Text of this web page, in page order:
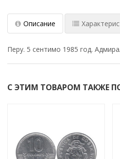
Описание
Перу. 5 сентимо 1985 год.
С ЭТИМ ТОВАРОМ ТАКЖЕ